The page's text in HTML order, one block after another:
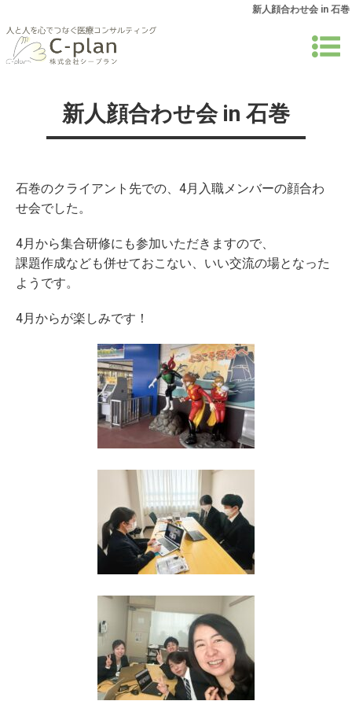
新人顔合わせ会 in 石巻
新人顔合わせ会 in 石巻
石巻のクライアント先での、4月入職メンバーの顔合わ
せ会でした。
4月から集合研修にも参加いただきますので、
課題作成なども併せておこない、いい交流の場となった
ようです。
4月からが楽しみです！